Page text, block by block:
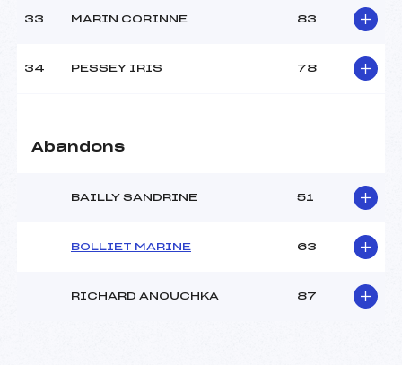
33 MARIN CORINNE 83
34 PESSEY IRIS 78
Abandons
BAILLY SANDRINE 51
BOLLIET MARINE 63
RICHARD ANOUCHKA 87